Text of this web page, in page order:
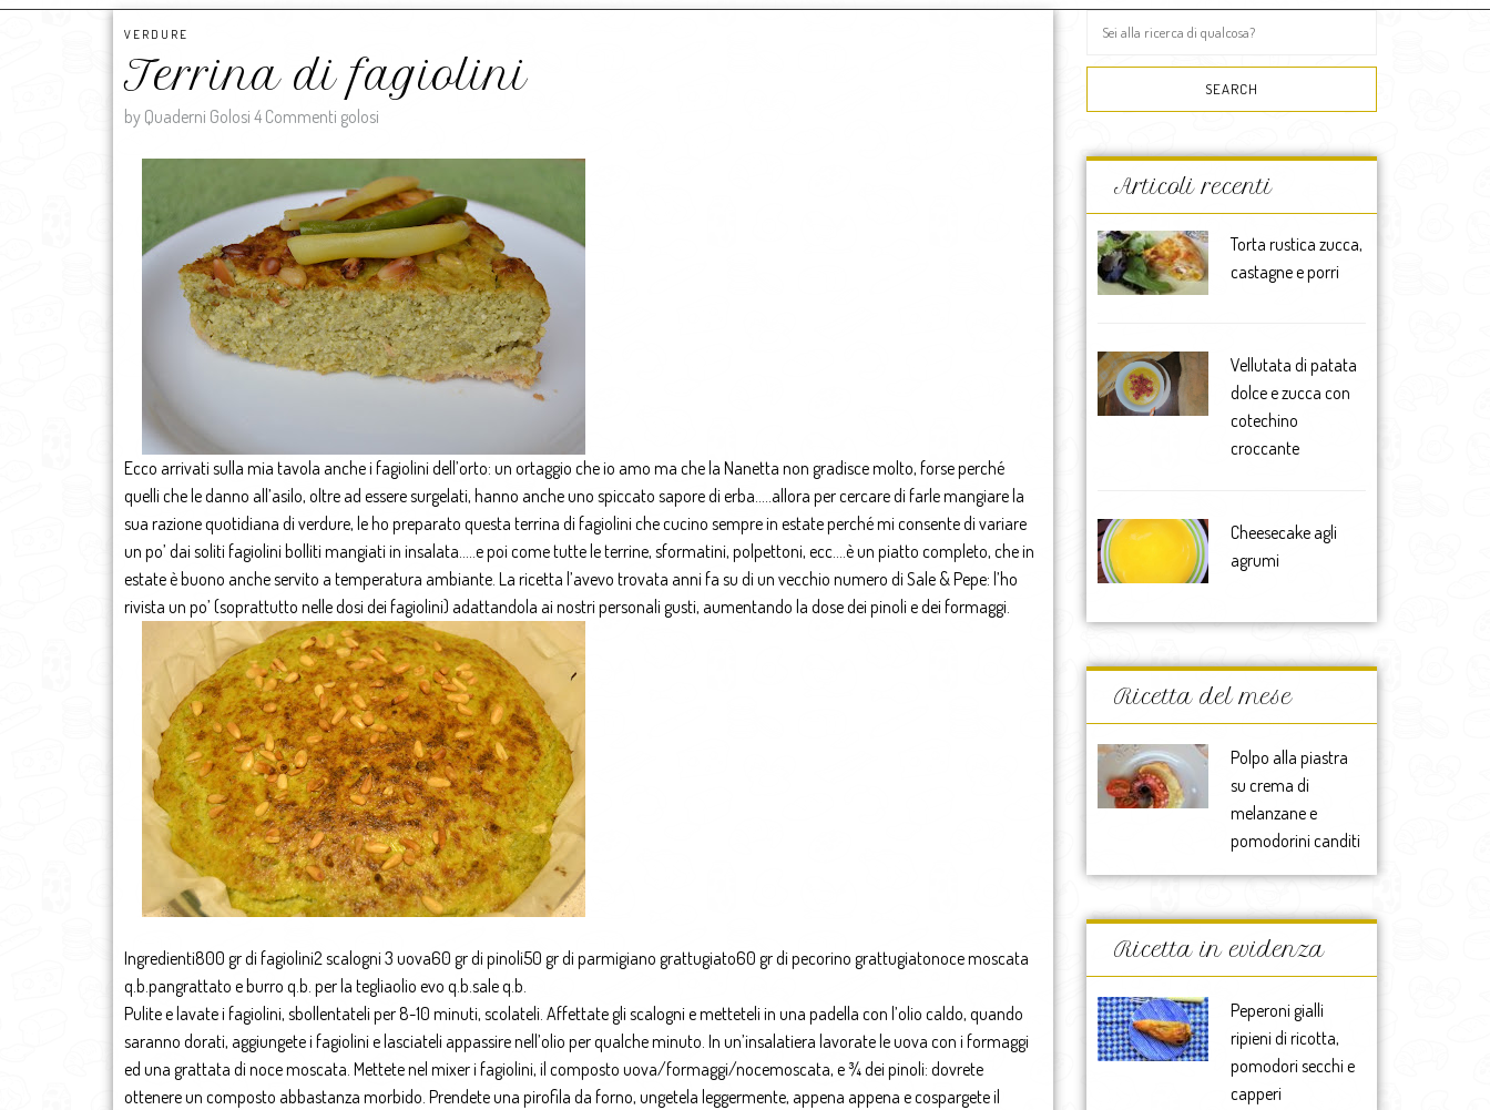
VERDURE
Terrina di fagiolini
by Quaderni Golosi 4 Commenti golosi
Ecco arrivati sulla mia tavola anche i fagiolini dell’orto: un ortaggio che io amo ma che la Nanetta non gradisce molto, forse perché
quelli che le danno all’asilo, oltre ad essere surgelati, hanno anche uno spiccato sapore di erba…..allora per cercare di farle mangiare la
sua razione quotidiana di verdure, le ho preparato questa terrina di fagiolini che cucino sempre in estate perché mi consente di variare
un po’ dai soliti fagiolini bolliti mangiati in insalata…..e poi come tutte le terrine, sformatini, polpettoni, ecc….è un piatto completo, che in
estate è buono anche servito a temperatura ambiante. La ricetta l’avevo trovata anni fa su di un vecchio numero di Sale & Pepe: l’ho
rivista un po’ (soprattutto nelle dosi dei fagiolini) adattandola ai nostri personali gusti, aumentando la dose dei pinoli e dei formaggi.
Ingredienti800 gr di fagiolini2 scalogni 3 uova60 gr di pinoli50 gr di parmigiano grattugiato60 gr di pecorino grattugiatonoce moscata
q.b.pangrattato e burro q.b. per la tegliaolio evo q.b.sale q.b.
Pulite e lavate i fagiolini, sbollentateli per 8-10 minuti, scolateli. Affettate gli scalogni e metteteli in una padella con l’olio caldo, quando
saranno dorati, aggiungete i fagiolini e lasciateli appassire nell’olio per qualche minuto. In un’insalatiera lavorate le uova con i formaggi
ed una grattata di noce moscata. Mettete nel mixer i fagiolini, il composto uova/formaggi/nocemoscata, e ¾ dei pinoli: dovrete
ottenere un composto abbastanza morbido. Prendete una pirofila da forno, ungetela leggermente, appena appena e cospargete il
Articoli recenti
Torta rustica zucca,
castagne e porri
Vellutata di patata
dolce e zucca con
cotechino
croccante
Cheesecake agli
agrumi
Ricetta del mese
Polpo alla piastra
su crema di
melanzane e
pomodorini canditi
Ricetta in evidenza
Peperoni gialli
ripieni di ricotta,
pomodori secchi e
capperi